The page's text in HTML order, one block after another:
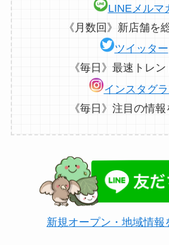
LINEメルマ
《月数回》新店舗を
ツイッター
《毎日》最速トレ
インスタグ
《毎日》注目の情
新規オープン・地域情報